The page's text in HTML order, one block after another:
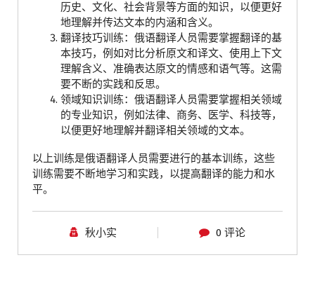
历史、文化、社会背景等方面的知识，以便更好
地理解并传达文本的内涵和含义。
翻译技巧训练：俄语翻译人员需要掌握翻译的基
本技巧，例如对比分析原文和译文、使用上下文
理解含义、准确表达原文的情感和语气等。这需
要不断的实践和反思。
领域知识训练：俄语翻译人员需要掌握相关领域
的专业知识，例如法律、商务、医学、科技等，
以便更好地理解并翻译相关领域的文本。
以上训练是俄语翻译人员需要进行的基本训练，这些
训练需要不断地学习和实践，以提高翻译的能力和水
平。
秋小实 0 评论